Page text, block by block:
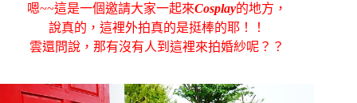
嗯~~這是一個邀請大家一起來Cosplay的地方，
說真的，這裡外拍真的是挺棒的耶！！
雲還問說，那有沒有人到這裡來拍婚紗呢？？